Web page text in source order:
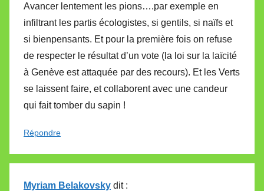
Avancer lentement les pions….par exemple en
infiltrant les partis écologistes, si gentils, si naïfs et
si bienpensants. Et pour la première fois on refuse
de respecter le résultat d’un vote (la loi sur la laïcité
à Genève est attaquée par des recours). Et les Verts
se laissent faire, et collaborent avec une candeur
qui fait tomber du sapin !
Répondre
Myriam Belakovsky dit :